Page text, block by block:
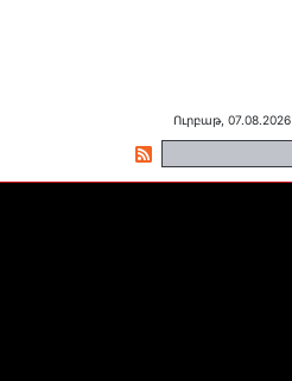
Ուրբաթ, 07.08.2026